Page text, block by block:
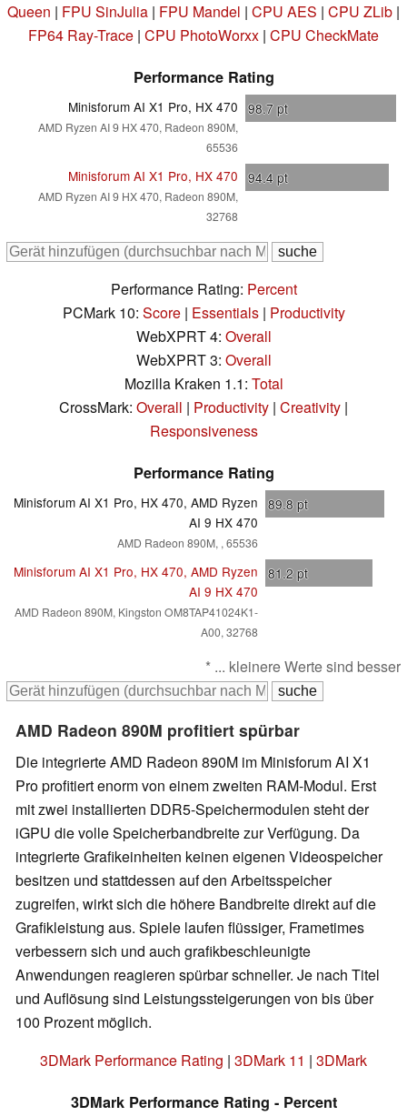
Queen | FPU SinJulia | FPU Mandel | CPU AES | CPU ZLib |
FP64 Ray-Trace | CPU PhotoWorxx | CPU CheckMate
Performance Rating
Minisforum AI X1 Pro, HX 470
AMD Ryzen AI 9 HX 470, Radeon 890M,
65536
98.7 pt
Minisforum AI X1 Pro, HX 470
AMD Ryzen AI 9 HX 470, Radeon 890M,
32768
94.4 pt
Performance Rating: Percent
PCMark 10: Score| Essentials| Productivity
WebXPRT 4: Overall
WebXPRT 3: Overall
Mozilla Kraken 1.1: Total
CrossMark: Overall | Productivity | Creativity |
Responsiveness
Performance Rating
Minisforum AI X1 Pro, HX 470, AMD Ryzen
AI 9 HX 470
AMD Radeon 890M, , 65536
89.8 pt
Minisforum AI X1 Pro, HX 470, AMD Ryzen
AI 9 HX 470
AMD Radeon 890M, Kingston OM8TAP41024K1-
A00, 32768
81.2 pt
* ... kleinere Werte sind besser
AMD Radeon 890M profitiert spürbar
Die integrierte AMD Radeon 890M im Minisforum AI X1
Pro profitiert enorm von einem zweiten RAM-Modul. Erst
mit zwei installierten DDR5-Speichermodulen steht der
iGPU die volle Speicherbandbreite zur Verfügung. Da
integrierte Grafikeinheiten keinen eigenen Videospeicher
besitzen und stattdessen auf den Arbeitsspeicher
zugreifen, wirkt sich die höhere Bandbreite direkt auf die
Grafikleistung aus. Spiele laufen flüssiger, Frametimes
verbessern sich und auch grafikbeschleunigte
Anwendungen reagieren spürbar schneller. Je nach Titel
und Auflösung sind Leistungssteigerungen von bis über
100 Prozent möglich.
3DMark Performance Rating | 3DMark 11 | 3DMark
3DMark Performance Rating - Percent